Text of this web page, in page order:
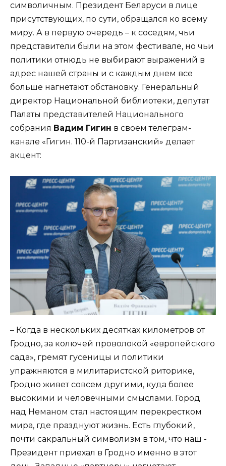
символичным. ­­Президент Беларуси в лице
присутствующих, по сути, обращался ко всему
миру. А в первую очередь – к соседям, чьи
представители были на этом фестивале, но чьи
политики отнюдь не выбирают выражений в
адрес нашей страны и с каждым днем все
больше нагнетают обстановку. Генеральный
директор Национальной библиотеки, депутат
Палаты представителей Национального
собрания Вадим Гигин в своем телеграм-
канале «Гигин. 110-й Партизанский» делает
акцент:
– Когда в нескольких десятках километров от
Гродно, за колючей проволокой «европейского
сада», гремят гусеницы и политики
упражняются в милитаристской риторике,
Гродно живет совсем другими, куда более
высокими и человечными смыслами. Город
над Неманом стал настоящим перекрестком
мира, где празднуют жизнь. Есть глубокий,
почти сакральный символизм в том, что наш ­­
Президент приехал в Гродно именно в этот